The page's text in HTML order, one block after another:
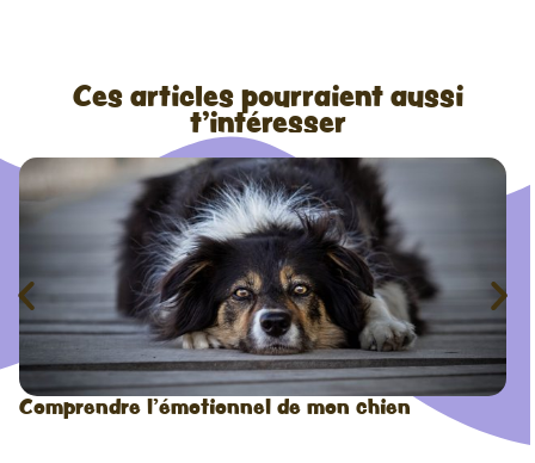
Ces articles pourraient aussi
t'intéresser
Comprendre l’émotionnel de mon chien